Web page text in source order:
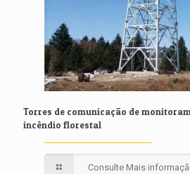
Torres de comunicação de
incêndio florestal
Consulte Mais